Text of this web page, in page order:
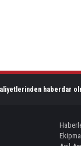
haberdar